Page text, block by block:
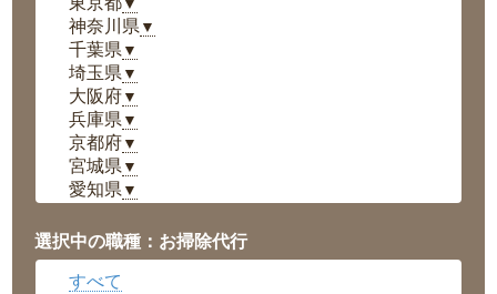
神奈川県 ▼
千葉県 ▼
埼玉県 ▼
大阪府▼
兵庫県 ▼
京都府▼
宮城県 ▼
愛知県 ▼
岡山県▼
広島県▼
沖縄県
選択中の職種：お掃除代行
すべて